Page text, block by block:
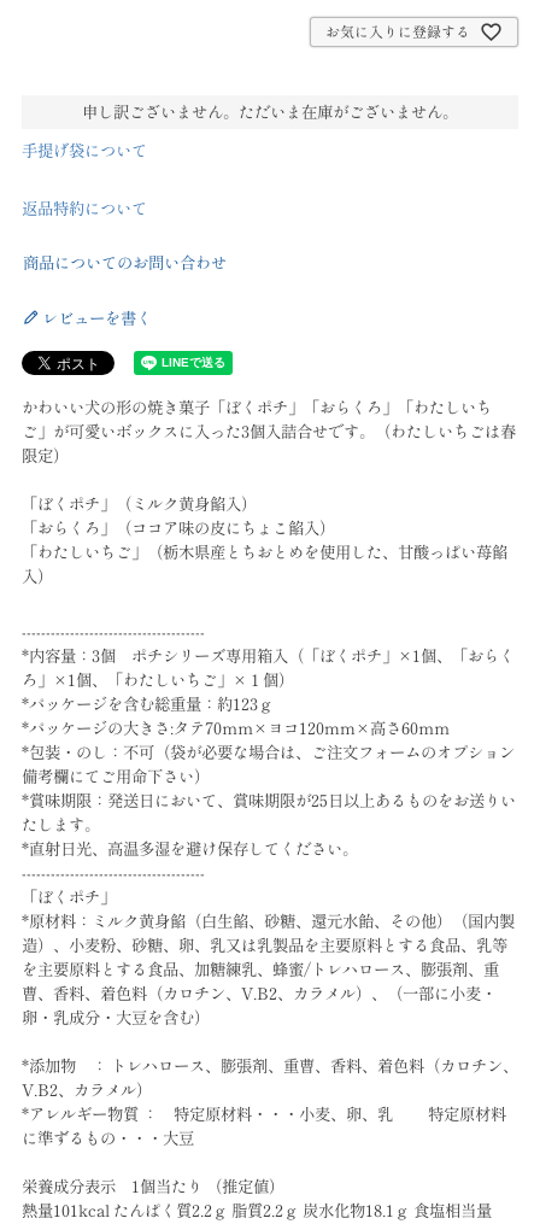
お気に入りに登録する
申し訳ございません。ただいま在庫がございません。
手提げ袋について
返品特約について
商品についてのお問い合わせ
レビューを書く
かわいい犬の形の焼き菓子「ぼくポチ」「おらくろ」「わたしいち
ご」が可愛いボックスに入った3個入詰合せです。（わたしいちごは春
限定）
「ぼくポチ」（ミルク黄身餡入）
「おらくろ」（ココア味の皮にちょこ餡入）
「わたしいちご」（栃木県産とちおとめを使用した、甘酸っぱい苺餡
入）
--------------------------------------
*内容量：3個 ポチシリーズ専用箱入（「ぼくポチ」×1個、「おらく
ろ」×1個、「わたしいちご」×１個）
*パッケージを含む総重量：約123ｇ
*パッケージの大きさ:タテ70ｍｍ×ヨコ120mm×高さ60ｍｍ
*包装・のし：不可（袋が必要な場合は、ご注文フォームのオプション
備考欄にてご用命下さい）
*賞味期限：発送日において、賞味期限が25日以上あるものをお送りい
たします。
*直射日光、高温多湿を避け保存してください。
--------------------------------------
「ぼくポチ」
*原材料：ミルク黄身餡（白生餡、砂糖、還元水飴、その他）（国内製
造）、小麦粉、砂糖、卵、乳又は乳製品を主要原料とする食品、乳等
を主要原料とする食品、加糖練乳、蜂蜜/トレハロース、膨張剤、重
曹、香料、着色料（カロチン、V.B2、カラメル）、（一部に小麦・
卵・乳成分・大豆を含む）
*添加物 ： トレハロース、膨張剤、重曹、香料、着色料（カロチン、
V.B2、カラメル）
*アレルギー物質 ： 特定原材料・・・小麦、卵、乳 特定原材料
に準ずるもの・・・大豆
栄養成分表示 1個当たり （推定値）
熱量101kcal たんぱく質2.2ｇ 脂質2.2ｇ 炭水化物18.1ｇ 食塩相当量